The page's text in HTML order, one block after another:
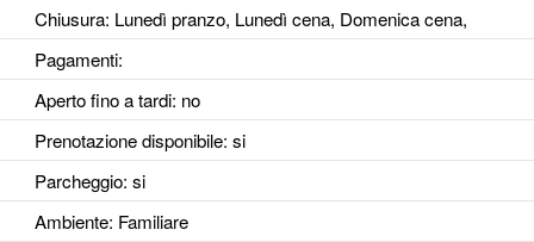
Chiusura: Lunedì pranzo, Lunedì cena, Domenica cena,
Pagamenti:
Aperto fino a tardi: no
Prenotazione disponibile: si
Parcheggio: si
Ambiente: Familiare